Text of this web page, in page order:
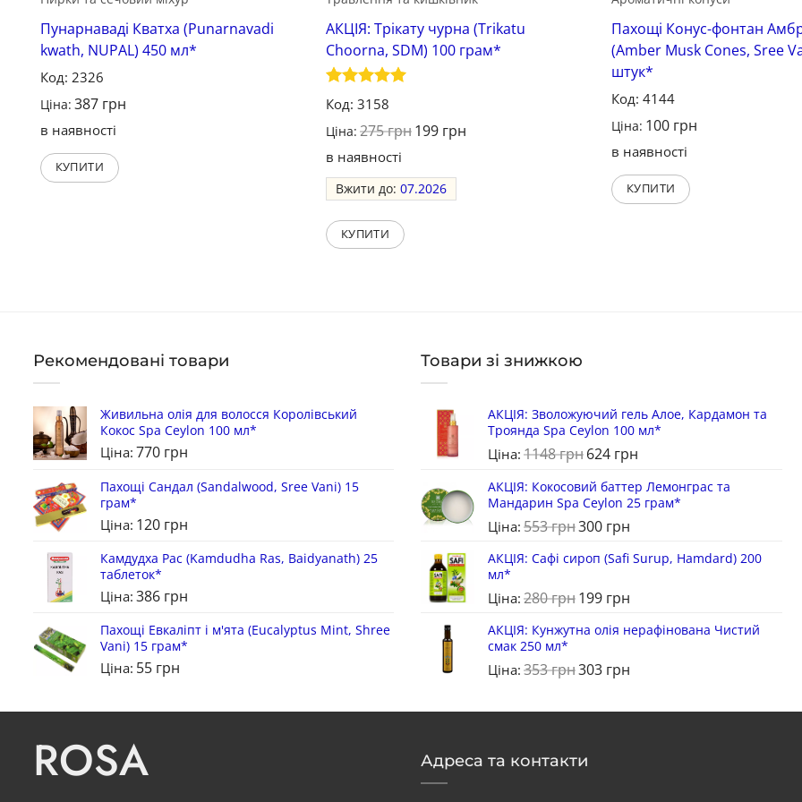
Пунарнаваді Кватха (Punarnavadi
kwath, NUPAL) 450 мл*
Код: 2326
Ціна: 387 грн
в наявності
КУПИТИ
АКЦІЯ: Трікату чурна (Trikatu
Choorna, SDM) 100 грам*
Оцінено в
з 5
Код: 3158
Ціна: 275грн199 грн
в наявності
Вжити до:07.2026
КУПИТИ
Пахощі Конус-фонтан
(Amber Musk Cones, Sree
штук*
Код: 4144
Ціна: 100 грн
в наявності
КУПИТИ
Рекомендовані товари
Живильна олія для волосся Королівський
Кокос Spa Ceylon 100 мл*
Ціна: 770 грн
Пахощі Сандал (Sandalwood, Sree Vani) 15
грам*
Ціна: 120 грн
Камдудха Рас (Kamdudha Ras, Baidyanath) 25
таблеток*
Ціна: 386 грн
Пахощі Евкаліпт і м'ята (Eucalyptus Mint, Shree
Vani) 15 грам*
Ціна: 55 грн
Товари зі знижкою
АКЦІЯ: Зволожуючий гель Алое, Кардамон та
Троянда Spa Ceylon 100 мл*
Ціна: 1148грн624 грн
АКЦІЯ: Кокосовий баттер Лемонграс та
Мандарин Spa Ceylon 25 грам*
Ціна: 553грн300 грн
АКЦІЯ: Cафі сироп (Safi Surup, Hamdard) 200
мл*
Ціна: 280грн199 грн
АКЦІЯ: Кунжутна олія нерафінована Чистий
смак 250 мл*
Ціна: 353грн303 грн
ROSA Адреса та контакти